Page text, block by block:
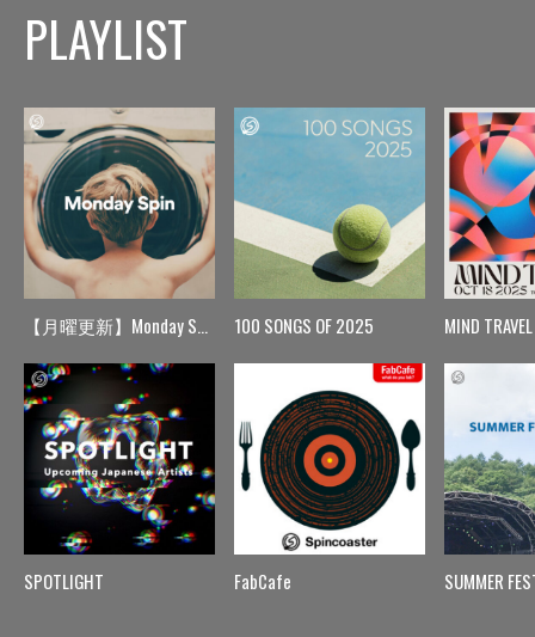
PLAYLIST
【月曜更新】Monday Spin
SPOTLIGHT
100 SONGS OF 2025
FabCafe
MIND TRAVEL
SUMMER